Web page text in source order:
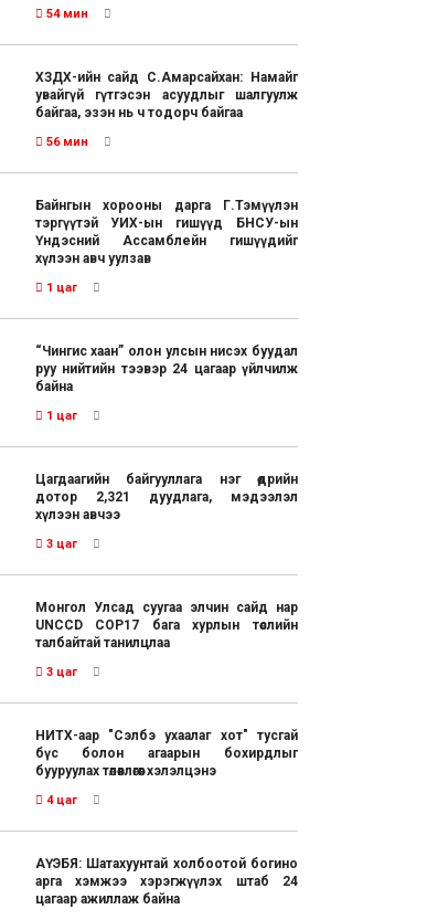
54 мин
ХЗДХ-ийн сайд С.Амарсайхан: Намайг
увайгүй гүтгэсэн асуудлыг шалгуулж
байгаа, эзэн нь ч тодорч байгаа
56 мин
Байнгын хорооны дарга Г.Тэмүүлэн
тэргүүтэй УИХ-ын гишүүд БНСУ-ын
Үндэсний Ассамблейн гишүүдийг
хүлээн авч уулзав
1 цаг
“Чингис хаан” олон улсын нисэх буудал
руу нийтийн тээвэр 24 цагаар үйлчилж
байна
1 цаг
Цагдаагийн байгууллага нэг өдрийн
дотор 2,321 дуудлага, мэдээлэл
хүлээн авчээ
3 цаг
Монгол Улсад суугаа элчин сайд нар
UNCCD COP17 бага хурлын төслийн
талбайтай танилцлаа
3 цаг
НИТХ-аар "Сэлбэ ухаалаг хот" тусгай
бүс болон агаарын бохирдлыг
бууруулах төлөвлөгөөг хэлэлцэнэ
4 цаг
АҮЭБЯ: Шатахуунтай холбоотой богино
арга хэмжээ хэрэгжүүлэх штаб 24
цагаар ажиллаж байна